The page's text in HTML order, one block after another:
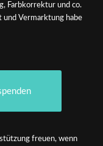
Farbkorrektur und co.
und Vermarktung habe
freuen, wenn